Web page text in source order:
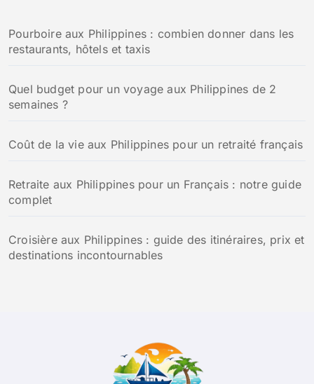
e
r
Pourboire aux Philippines : combien donner dans les
restaurants, hôtels et taxis
Quel budget pour un voyage aux Philippines de 2
semaines ?
Coût de la vie aux Philippines pour un retraité français
Retraite aux Philippines pour un Français : notre guide
complet
Croisière aux Philippines : guide des itinéraires, prix et
destinations incontournables